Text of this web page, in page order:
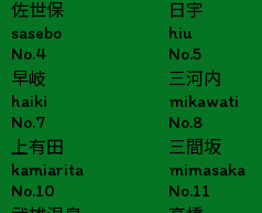
佐世保
sasebo
日宇
hiu
No.4
早岐
haiki
No.5
三河内
mikawati
No.7
上有田
kamiarita
No.8
三間坂
mimasaka
No.10
No.11